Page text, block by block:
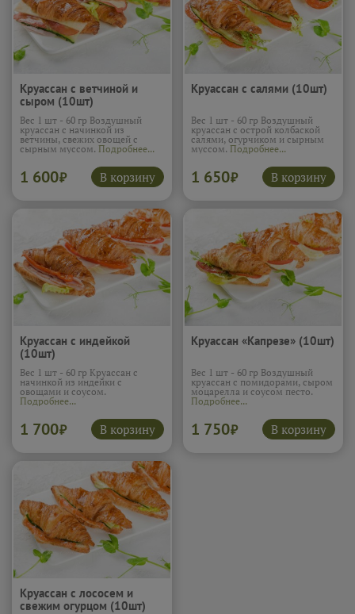
Круассан с ветчиной и
сыром (10шт)
Вес 1 шт - 60 гр Воздушный
круассан с начинкой из
ветчины, свежих овощей с
сырным муссом. Подробнее...
1 600₽ В корзину
Круассан с салями (10шт)
Вес 1 шт - 60 гр Воздушный
круассан с острой колбаской
салями, огурчиком и сырным
муссом. Подробнее...
1 650₽ В корзину
Круассан с индейкой
(10шт)
Вес 1 шт - 60 гр Круассан с
начинкой из индейки с
овощами и соусом.
Подробнее...
1 700₽ В корзину
Круассан «Капрезе» (10шт)
Вес 1 шт - 60 гр Воздушный
круассан с помидорами, сыром
моцарелла и соусом песто.
Подробнее...
1 750₽ В корзину
Круассан с лососем и
свежим огурцом (10шт)